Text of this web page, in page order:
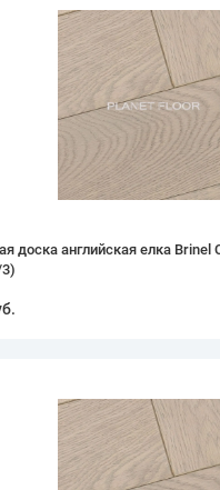
доска английская елка Brinel